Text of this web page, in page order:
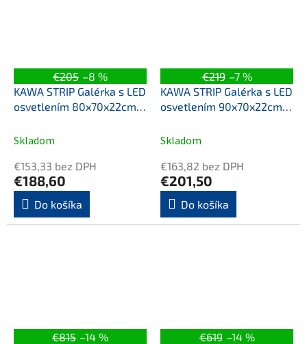
€205 –8 %
KAWA STRIP Galérka s LED
osvetlením 80x70x22cm,
dub emporio
Skladom
€153,33 bez DPH
€188,60
Do košíka
€219 –7 %
KAWA STRIP Galérka s LED
osvetlením 90x70x22cm,
biela
Skladom
€163,82 bez DPH
€201,50
Do košíka
€815 –14 %
€619 –14 %